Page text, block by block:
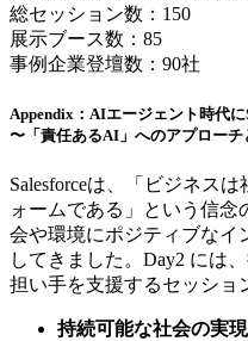
総セッション数：150
展示ブース数：85
事例企業登壇数：90社
Appendix：AIエージェント時代
〜「責任あるAI」へのアプロー
Salesforceは、「ビジネス
ォームである」という信
会や環境にポジティブなイ
してきました。Day2 には
担い手を支援するセッショ
持続可能な社会の実